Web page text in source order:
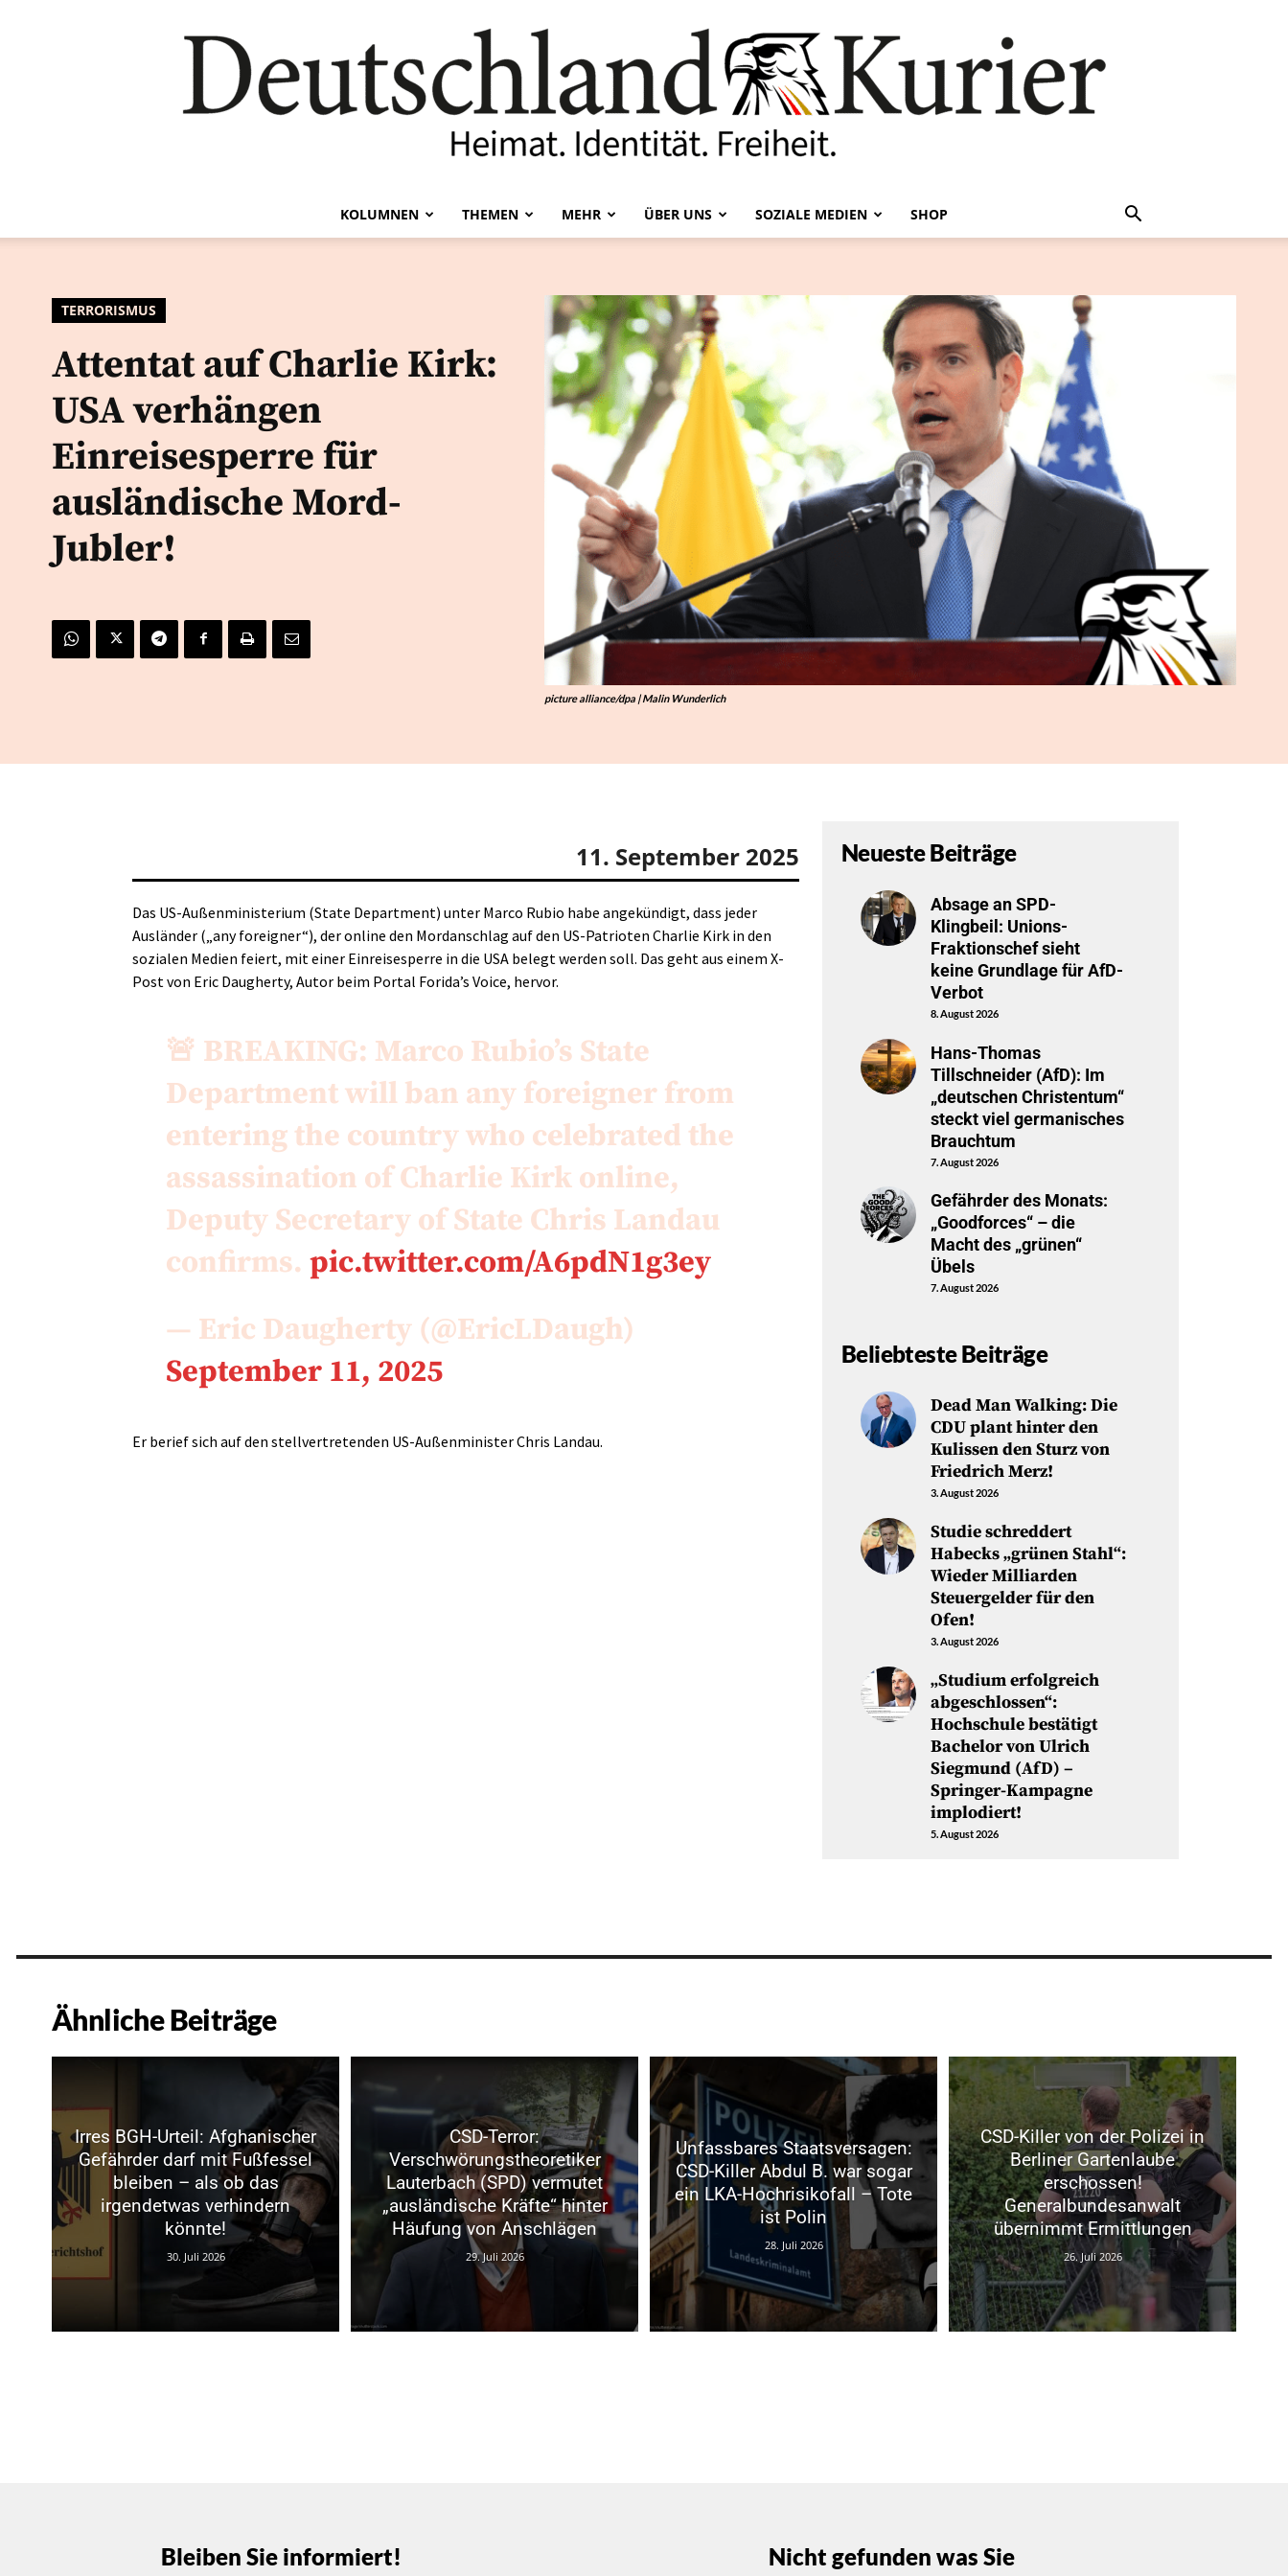
Kurier
KOLUMNEN THEMEN MEHR ÜBER UNS SOZIALE MEDIEN SHOP
TERRORISMUS
Attentat auf Charlie Kirk:
USA verhängen
Einreisesperre für
ausländische Mord-
Jubler!
picture alliance/dpa | Malin Wunderlich
11. September 2025
Das US-Außenministerium (State Department) unter Marco Rubio habe angekündigt, dass jeder
Ausländer („any foreigner“), der online den Mordanschlag auf den US-Patrioten Charlie Kirk in den
sozialen Medien feiert, mit einer Einreisesperre in die USA belegt werden soll. Das geht aus einem X-
Post von Eric Daugherty, Autor beim Portal Forida’s Voice, hervor.
🚨 BREAKING: Marco Rubio’s State
Department will ban any foreigner from
entering the country who celebrated the
assassination of Charlie Kirk online,
Deputy Secretary of State Chris Landau
confirms. pic.twitter.com/A6pdN1g3ey
— Eric Daugherty (@EricLDaugh)
September 11, 2025
Er berief sich auf den stellvertretenden US-Außenminister Chris Landau.
Neueste Beiträge
Absage an SPD-
Klingbeil: Unions-
Fraktionschef sieht
keine Grundlage für AfD-
Verbot
8. August 2026
Hans-Thomas
Tillschneider (AfD): Im
„deutschen Christentum“
steckt viel germanisches
Brauchtum
7. August 2026
Gefährder des Monats:
„Goodforces“ – die
Macht des „grünen“
Übels
7. August 2026
Beliebteste Beiträge
Dead Man Walking: Die
CDU plant hinter den
Kulissen den Sturz von
Friedrich Merz!
3. August 2026
Studie schreddert
Habecks „grünen Stahl“:
Wieder Milliarden
Steuergelder für den
Ofen!
3. August 2026
„Studium erfolgreich
abgeschlossen“:
Hochschule bestätigt
Bachelor von Ulrich
Siegmund (AfD) –
Springer-Kampagne
implodiert!
5. August 2026
Ähnliche Beiträge
Irres BGH-Urteil: Afghanischer
Gefährder darf mit Fußfessel
bleiben – als ob das
irgendetwas verhindern
könnte!
30. Juli 2026
CSD-Terror:
Verschwörungstheoretiker
Lauterbach (SPD) vermutet
„ausländische Kräfte“ hinter
Häufung von Anschlägen
29. Juli 2026
Unfassbares Staatsversagen:
CSD-Killer Abdul B. war sogar
ein LKA-Hochrisikofall – Tote
ist Polin
28. Juli 2026
CSD-Killer von der Polizei in
Berliner Gartenlaube
erschossen!
Generalbundesanwalt
übernimmt Ermittlungen
26. Juli 2026
Bleiben Sie informiert!
Nicht gefunden was Sie